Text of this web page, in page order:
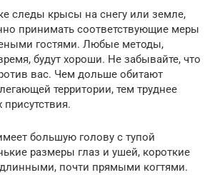
следы крысы на снегу или земле,
принимать соответствующие меры
гостями. Любые методы,
будут хороши. Не забывайте, что
вас. Чем дольше обитают
территории, тем труднее
присутствия.
большую голову с тупой
размеры глаз и ушей, короткие
почти прямыми когтями.